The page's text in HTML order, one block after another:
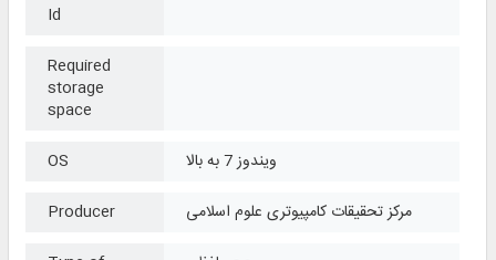
Id
Required
storage
space
OS
ویندوز 7 به بالا
Producer
مرکز تحقیقات کامپیوتری علوم اسلامی